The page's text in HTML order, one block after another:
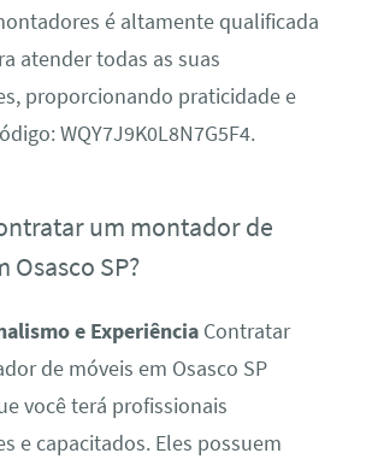
é altamente qualificada
atender todas as suas
proporcionando praticidade e
WQY7J9K0L8N7G5F4.
um montador de
Osasco SP?
e Experiência Contratar
de móveis em Osasco SP
você terá profissionais
e capacitados. Eles possuem